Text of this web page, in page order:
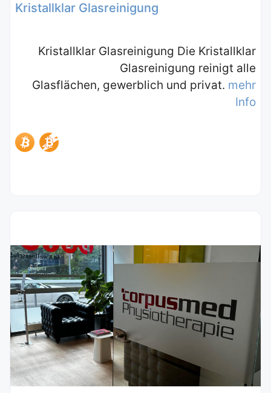
Kristallklar Glasreinigung
Kristallklar Glasreinigung Die Kristallklar
Glasreinigung reinigt alle
Glasflächen, gewerblich und privat. mehr
Info